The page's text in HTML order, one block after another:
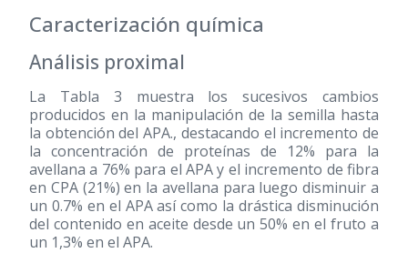
Caracterización química
Análisis proximal
La Tabla 3 muestra los sucesivos cambios
producidos en la manipulación de la semilla hasta
la obtención del APA., destacando el incremento de
la concentración de proteínas de 12% para la
avellana a 76% para el APA y el incremento de fibra
en CPA (21%) en la avellana para luego disminuir a
un 0.7% en el APA así como la drástica disminución
del contenido en aceite desde un 50% en el fruto a
un 1,3% en el APA.